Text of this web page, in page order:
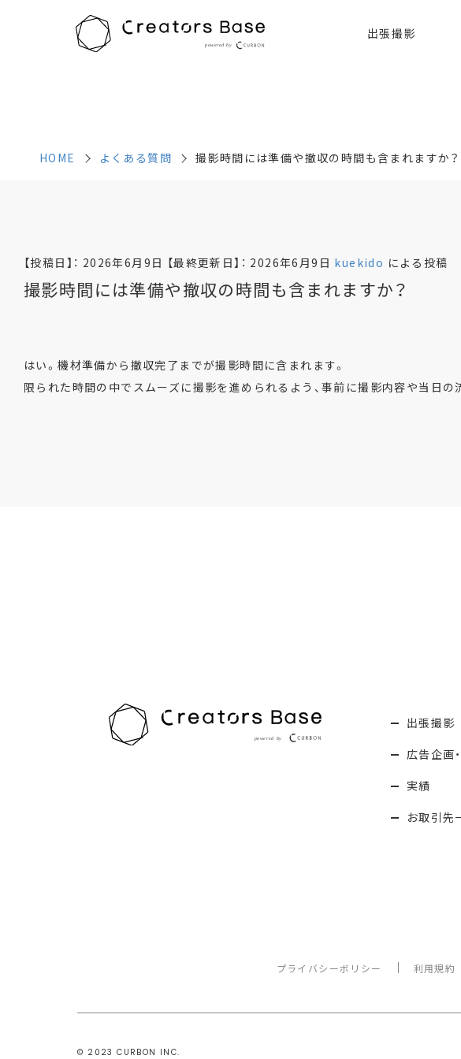
出張撮影
よくある質問 撮影時間には準備や撤収の時間も含まれますか？
HOME よくある質問 撮影時間には準備や撤収の時間も含まれますか？
【投稿日】： 2026年6月9日 【最終更新日】： 2026年6月9日 kuekido による投稿
撮影時間には準備や撤収の時間も含まれますか？
はい。機材準備から撤収完了までが撮影時間に含まれます。
限られた時間の中でスムーズに撮影を進められるよう、事前に撮影内容や当日の
出張撮影
広告企画
実績
お取引先
プライバシーボリシー 利用規約
©️ 2023 CURBON INC.